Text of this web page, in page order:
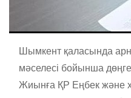
Шымкент қаласында
мәселесі бойынша
Жиынға ҚР Еңбек және